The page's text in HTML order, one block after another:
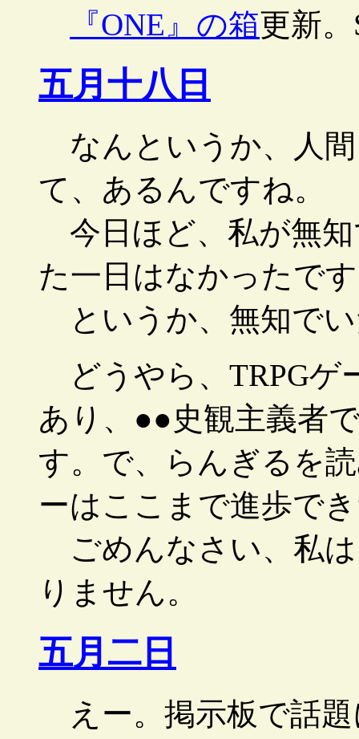
『ONE』の箱更新
五月十八日
なんというか、人
て、あるんですね。
今日ほど、私が無
た一日はなかったで
というか、無知で
どうやら、TRPGゲ
あり、●●史観主義者
す。で、らんぎるを
ーはここまで進歩で
ごめんなさい、私
りません。
五月二日
えー。掲示板で話